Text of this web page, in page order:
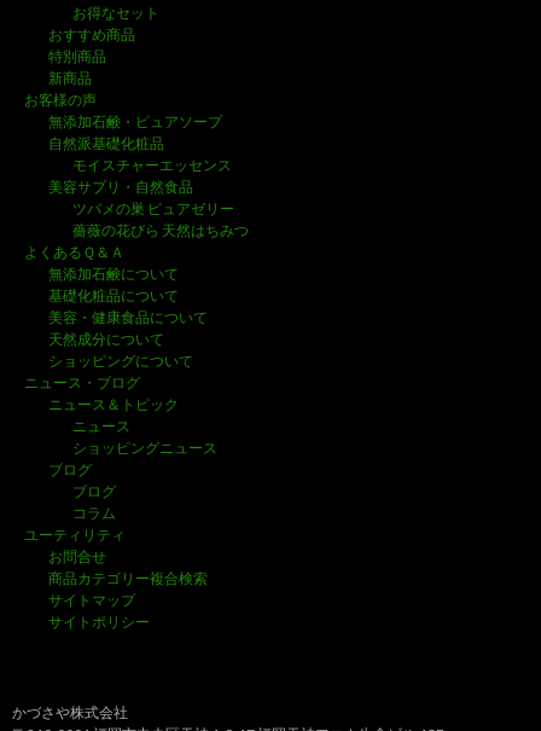
お得なセット
おすすめ商品
特別商品
新商品
お客様の声
無添加石鹸・ピュアソープ
自然派基礎化粧品
モイスチャーエッセンス
美容サプリ・自然食品
ツバメの巣 ピュアゼリー
薔薇の花びら 天然はちみつ
よくあるＱ＆Ａ
無添加石鹸について
基礎化粧品について
美容・健康食品について
天然成分について
ショッピングについて
ニュース・ブログ
ニュース＆トピック
ニュース
ショッピングニュース
ブログ
ブログ
コラム
ユーティリティ
お問合せ
商品カテゴリー複合検索
サイトマップ
サイトポリシー
かづさや株式会社